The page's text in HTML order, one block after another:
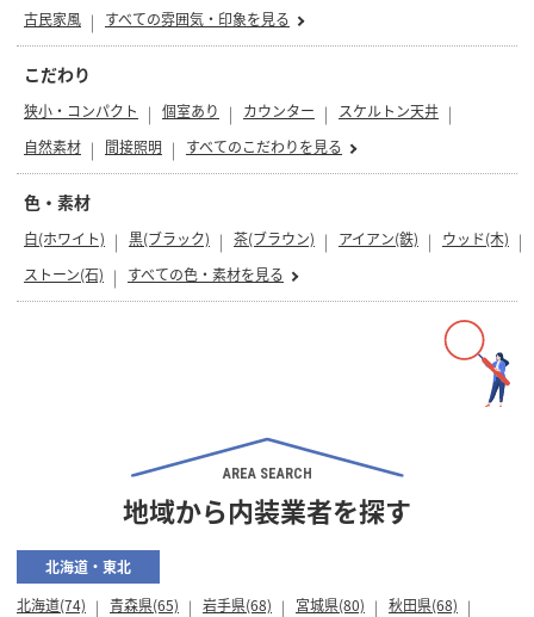
古民家風
すべての雰囲気・印象を見る
こだわり
狭小・コンパクト 個室あり カウンター
スケルトン天井
自然素材
間接照明 すべてのこだわりを見る
色・素材
白(ホワイト) 黒(ブラック) 茶(ブラウン) アイアン(鉄)
ウッド(木)
ストーン(石)
すべての色・素材を見る
AREA SEARCH
地域から内装業者を探す
北海道・東北
北海道(74)
青森県(65) 岩手県(68) 宮城県(80)
秋田県(68)